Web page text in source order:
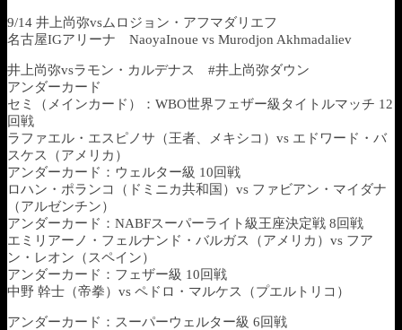
9/14 井上尚弥vsムロジョン・アフマダリエフ
名古屋IGアリーナ NaoyaInoue vs Murodjon Akhmadaliev
井上尚弥vsラモン・カルデナス #井上尚弥ダウン
アンダーカード
セミ（メインカード）：WBO世界フェザー級タイトルマッチ 12
回戦
ラファエル・エスピノサ（王者、メキシコ）vs エドワード・バ
スケス（アメリカ）
アンダーカード：ウェルター級 10回戦
ロハン・ポランコ（ドミニカ共和国）vs ファビアン・マイダナ
（アルゼンチン）
アンダーカード：NABFスーパーライト級王座決定戦 8回戦
エミリアーノ・フェルナンド・バルガス（アメリカ）vs フア
ン・レオン（スペイン）
アンダーカード：フェザー級 10回戦
中野 幹士（帝拳）vs ペドロ・マルケス（プエルトリコ）
アンダーカード：スーパーウェルター級 6回戦